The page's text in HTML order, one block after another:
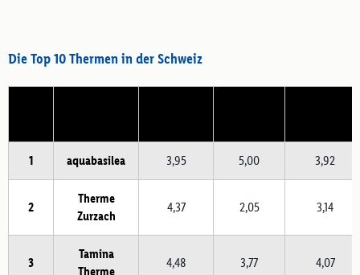
Die Top 10 Thermen in der Schweiz
1 aquabasilea 3,95 5,00 3,92
2
Therme
Zurzach
4,37 2,05 3,14
3
Tamina
Therme
4,48 3,77 4,07